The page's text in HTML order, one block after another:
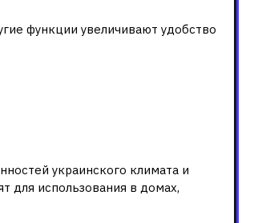
функции увеличивают удобство
украинского климата и
для использования в домах,